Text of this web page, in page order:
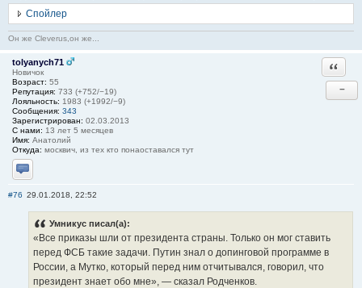
Спойлер
Он же Cleverus,он же...
tolyanych71
Новичок
Возраст: 55
Репутация: 733 (+752/−19)
Лояльность: 1983 (+1992/−9)
Сообщения: 343
Зарегистрирован: 02.03.2013
С нами: 13 лет 5 месяцев
Имя: Анатолий
Откуда: москвич, из тех кто понаоставался тут
Отправить личное сообщение
−
#76 29.01.2018, 22:52
Умникус писал(а):
«Все приказы шли от президента страны. Только он мог ставить
перед ФСБ такие задачи. Путин знал о допинговой программе в
России, а Мутко, который перед ним отчитывался, говорил, что
президент знает обо мне», — сказал Родченков.